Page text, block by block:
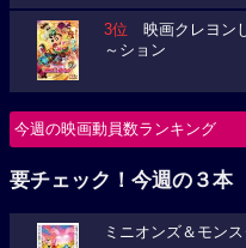
3位 映画クレヨン
～ション
今週の映画動員数ランキング
要チェック！今週の３本
ミニオンズ＆モン